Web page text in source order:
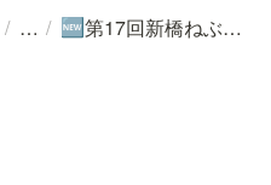
/ / 🆕 第17回新橋ねぶた祭り